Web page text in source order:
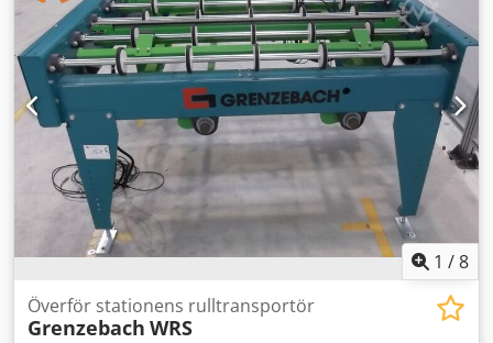
Rullar: gummerade -Upplyft: pneumatisk -Bandtransportör
längd: 1400 mm / bandavstånd 2x 480 mm -Antal: 3x
överföringsstationer tillgängliga -Pris: per styck -
Transportmått: 1700/1500/H1040 mm Dkedpfx Ajtrhncjgvjr
-Vikt: 412 kg
1 /8
Överför stationens rulltransportör
Grenzebach WRS